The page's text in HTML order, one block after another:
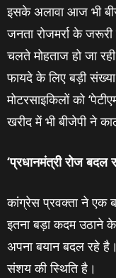
इसके अलावा आज भी
जनता रोजमर्रा के
चलते मोहताज हो जा
फायदे के लिए बड़ी
मोटरसा‍इकिलों को
खरीद में भी बीजेपी ने
‘प्रधानमंत्री रोज बदल
कांग्रेस प्रवक्‍ता ने एक
इतना बड़ा कदम उठाने के
अपना बयान बदल रहे
संशय की स्थिति है।